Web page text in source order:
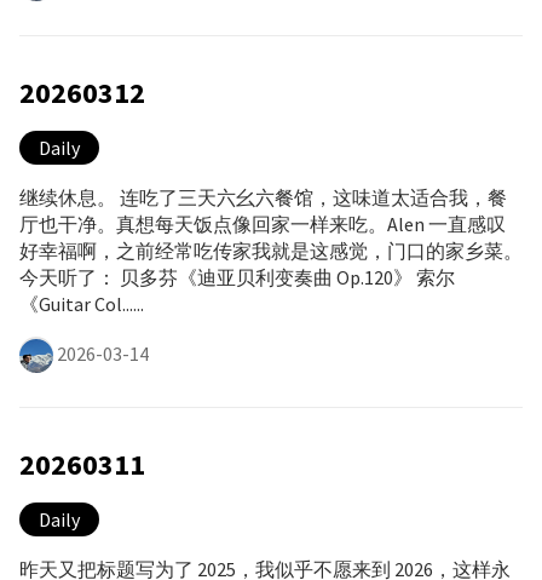
20260312
Daily
继续休息。 连吃了三天六幺六餐馆，这味道太适合我，餐
厅也干净。真想每天饭点像回家一样来吃。Alen 一直感叹
好幸福啊，之前经常吃传家我就是这感觉，门口的家乡菜。
今天听了： 贝多芬《迪亚贝利变奏曲 Op.120》 索尔
《Guitar Col......
2026-03-14
20260311
Daily
昨天又把标题写为了 2025，我似乎不愿来到 2026，这样永